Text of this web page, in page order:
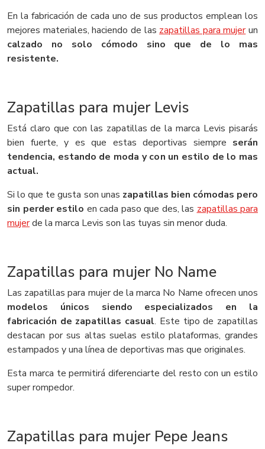
En la fabricación de cada uno de sus productos emplean los
mejores materiales, haciendo de las zapatillas para mujerun
calzado no solo cómodo sino que de lo mas
resistente.
Zapatillas para mujer Levis
Está claro que con las zapatillas de la marca Levis pisarás
bien fuerte, y es que estas deportivas siempre serán
tendencia, estando de moda y con un estilo de lo mas
actual.
Si lo que te gusta son unas zapatillas bien cómodas pero
sin perder estilo en cada paso que des, las zapatillas para
mujerde la marca Levis son las tuyas sin menor duda.
Zapatillas para mujer No Name
Las zapatillas para mujer de la marca No Name ofrecen unos
modelos únicos siendo especializados en la
fabricación de zapatillas casual. Este tipo de zapatillas
destacan por sus altas suelas estilo plataformas, grandes
estampados y una línea de deportivas mas que originales.
Esta marca te permitirá diferenciarte del resto con un estilo
super rompedor.
Zapatillas para mujer Pepe Jeans